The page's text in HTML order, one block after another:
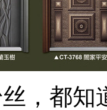
，都